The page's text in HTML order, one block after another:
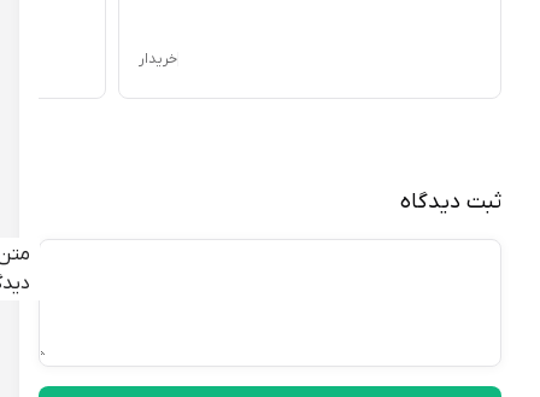
ثبت دیدگاه
متن
دیدگاه
خریدار